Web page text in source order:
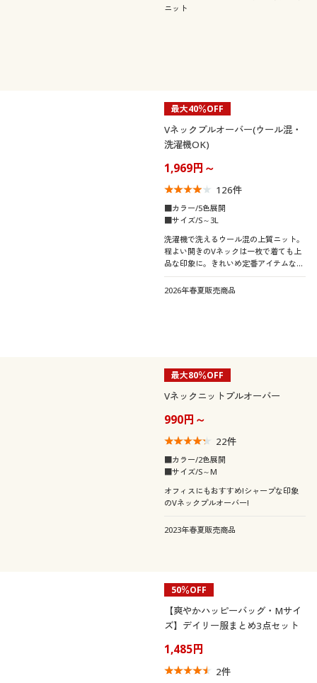
ニット
最大40％OFF
Vネックプルオーバー(ウール混・
洗濯機OK)
1,969円～
126件
■カラー/5色展開
■サイズ/S～3L
洗濯機で洗えるウール混の上質ニット。
程よい開きのVネックは一枚で着ても上
品な印象に。きれいめ定番アイテムなが
ら、袖口リブのボタン使いが小粋なアク
セント!
2026年春夏販売商品
最大80％OFF
Vネックニットプルオーバー
990円～
22件
■カラー/2色展開
■サイズ/S～M
オフィスにもおすすめ!シャープな印象
のVネックプルオーバー!
2023年春夏販売商品
50％OFF
【爽やかハッピーバッグ・Mサイ
ズ】デイリー服まとめ3点セット
1,485円
2件